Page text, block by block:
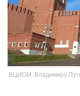
ВЦИОМ: Владимиру